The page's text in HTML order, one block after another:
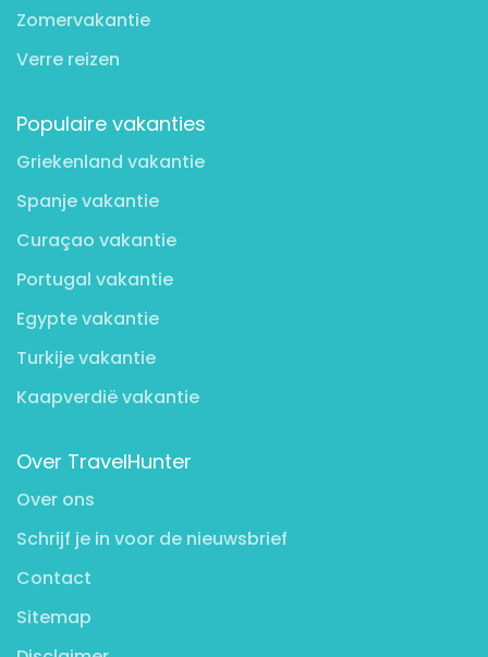
Zomervakantie
Verre reizen
Populaire vakanties
Griekenland vakantie
Spanje vakantie
Curaçao vakantie
Portugal vakantie
Egypte vakantie
Turkije vakantie
Kaapverdië vakantie
Over TravelHunter
Over ons
Schrijf je in voor de nieuwsbrief
Contact
Sitemap